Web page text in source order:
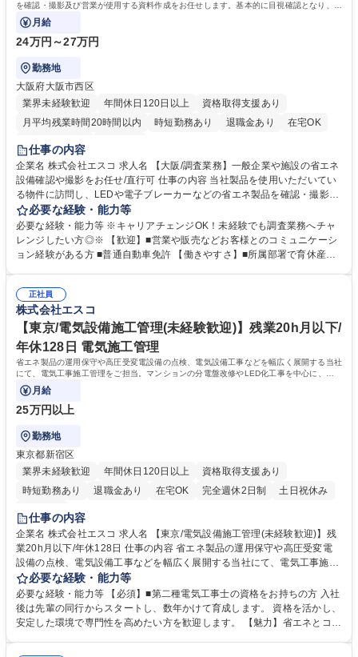
を確認・撮影及び営業が使用する資料作成をお任せします。基本的に目視確認となり、場
合によっては居住者に説明資料を用いて設備
月給
24万円～27万円
勤務地
大阪府大阪市西区
業界未経験歓迎
年間休日120日以上
資格取得支援あり
月平均残業時間20時間以内
時短勤務あり 退職金あり
在宅OK
完全週休2日制
仕事の内容
企業名 株式会社エスコ 求人名 【大阪/調査業務】一般企業や施設の省エネ
設備確認や撮影をお任せ/直行可 仕事の内容 当社製品を使用いただいてい
る物件に訪問し、LEDや電子ブレーカーなどの省エネ製品を確認・撮影及
び営業が使用する資料作成をお任せします。基本的に目視確認となり、場
合によっては居住者に説明資料を用いて設備 確認の許可をいただきます。
業務に慣れてからは1日3～4件ほど回っていただきますが、日が沈み電気
を使う時間となる前に撤収する必要があります。訪問後は帰社し、各訪問
備確認や撮影をお任せ/直行可
必要な経験・能力等
必要な経験・能力等 ※キャリアチェンジOK！未経験でも調査業務へチャ
レンジしたい方◎※ 【歓迎】■営業や販売などお客様とのコミュニケーシ
ョン経験がある方 ■普通自動車免許 【働きやすさ】■所属部署で育休産休
な内容から丁寧にレクチャーいたします！先輩社員のOJTを通じて業務を
覚えていただき、半年後の独り立ちを目指します。 学歴・資格 学歴：大
学院 大学 高専 短大 専修学校 高校 語学力： 資格：第一種運転免許普通自
動車
正社員
株式会社エスコ
【東京/電気設備施工管理(未経験歓迎)】残業20h月以下/
年休128日 電気施工管理
省エネ製品の運用保守や高圧受変電設備の点検、電気設備工事などを幅広く展開する当社
にて、電気工事施工管理をご担当。マンションの分電盤改修やLED化工事を中心に、管
理会社様との調整から現場管理まで一貫して
月給
25万円以上
勤務地
東京都新宿区
業界未経験歓迎
年間休日120日以上
資格取得支援あり
時短勤務あり
退職金あり 在宅OK 完全週休2日制
土日祝休み
服装自由
仕事の内容
企業名 株式会社エスコ 求人名 【東京/電気設備施工管理(未経験歓迎)】残
業20h月以下/年休128日 仕事の内容 省エネ製品の運用保守や高圧受変電
設備の点検、電気設備工事などを幅広く展開する当社にて、電気工事施工
管理をご担当。マンションの分電盤改修やLED化工事を中心に、管理会社
様との調整から現場管理まで一貫して 担います。現場は1、2日で完了す
る物件が多く、着実に実績を積み上げられる環境です《詳細》■工程管理■
品質管理■安全管理■下請け工事会社への指導■管理員様や居住者様とのコ
必要な経験・能力等
必要な経験・能力等 【必須】■第二種電気工事士の資格をお持ちの方 入社
後は先輩の同行からスタートし、数年かけて育成します。 資格を活かし、
安定した環境で専門性を高めたい方を歓迎します。 【魅力】省エネとコス